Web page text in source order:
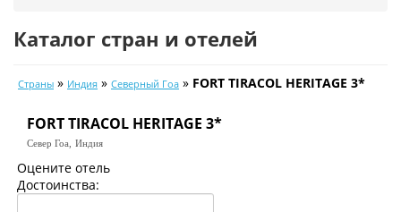
Календарь туров
Цены дня
Страны
Каталог стран и отелей
Страны » Индия » Северный Гоа » FORT TIRACOL HERITAGE 3*
FORT TIRACOL HERITAGE 3*
Север Гоа, Индия
Оцените отель
Достоинства: